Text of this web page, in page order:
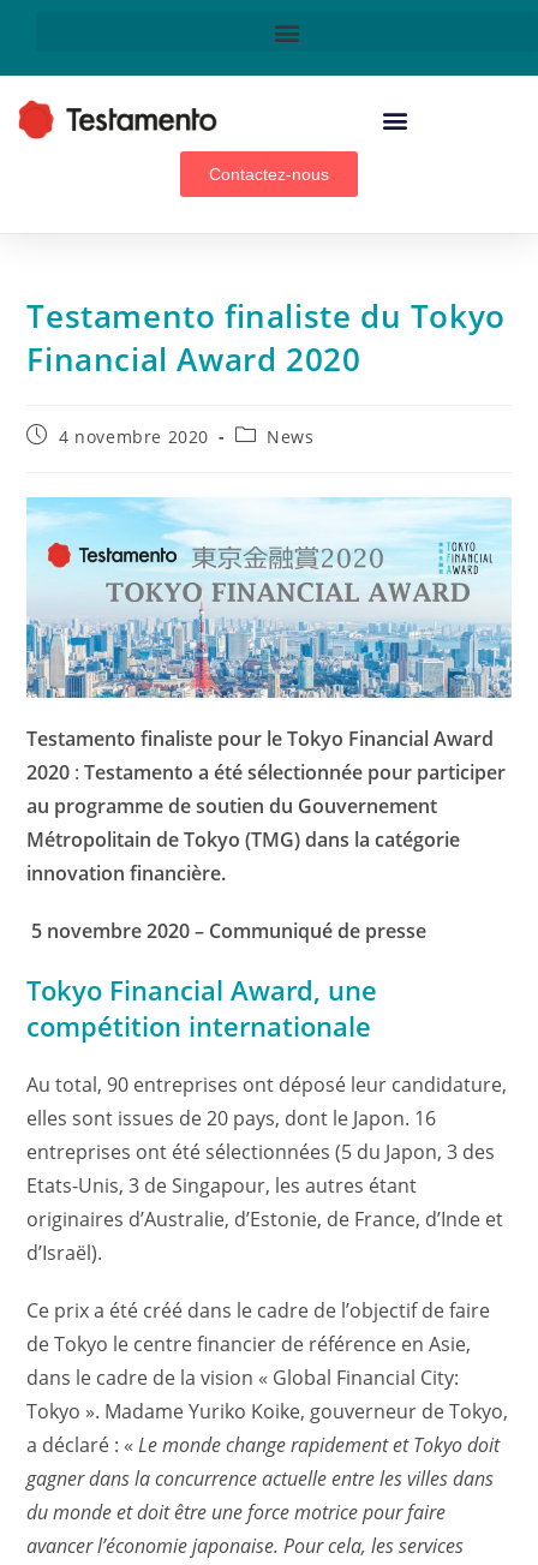
Contactez-nous
Testamento finaliste du Tokyo
Financial Award 2020
4 novembre 2020 News
Testamento finaliste pour le Tokyo Financial Award
2020 :Testamento a été sélectionnée pour participer
au programme de soutien du Gouvernement
Métropolitain de Tokyo (TMG) dans la catégorie
innovation financière.
5 novembre 2020 – Communiqué de presse
Tokyo Financial Award, une
compétition internationale
Au total, 90 entreprises ont déposé leur candidature,
elles sont issues de 20 pays, dont le Japon. 16
entreprises ont été sélectionnées (5 du Japon, 3 des
Etats-Unis, 3 de Singapour, les autres étant
originaires d’Australie, d’Estonie, de France, d’Inde et
d’Israël).
Ce prix a été créé dans le cadre de l’objectif de faire
de Tokyo le centre financier de référence en Asie,
dans le cadre de la vision « Global Financial City:
Tokyo ». Madame Yuriko Koike, gouverneur de Tokyo,
a déclaré : «Le monde change rapidement et Tokyo doit
gagner dans la concurrence actuelle entre les villes dans
du monde et doit être une force motrice pour faire
avancer l’économie japonaise. Pour cela, les services